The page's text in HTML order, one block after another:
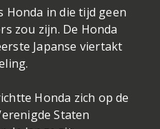
Honda in die tijd geen
zou zijn. De Honda
Japanse viertakt
Honda zich op de
Staten